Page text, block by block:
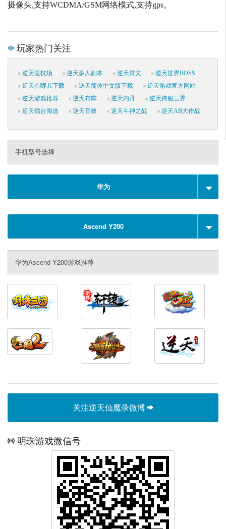
摄像头,支持WCDMA/GSM网络模式,支持gps。
玩家热门关注
逆天竞技场 逆天多人副本 逆天符文
逆天世界BOSS
逆天在哪儿下载
逆天简体中文版下载
逆天游戏官方网站
逆天游戏推荐
逆天布阵 逆天内丹
逆天跨服三界
逆天擂台海选
逆天音效 逆天斗神之战 逆天AB大作战
手机型号选择
华为
Ascend Y200
华为Ascend Y200游戏推荐
关注逆天仙魔录微博
明珠游戏微信号